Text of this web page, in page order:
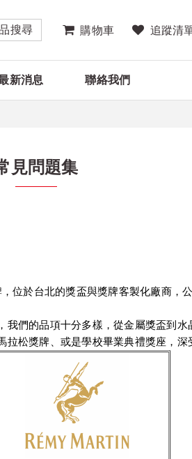
搜尋 購物車 追蹤清
新消息 聯絡我們
見問題集
於台北的獎盃與獎牌客製化廠商，
的品項十分多樣，從金屬獎盃到水
松獎牌、或是學校畢業典禮獎座，